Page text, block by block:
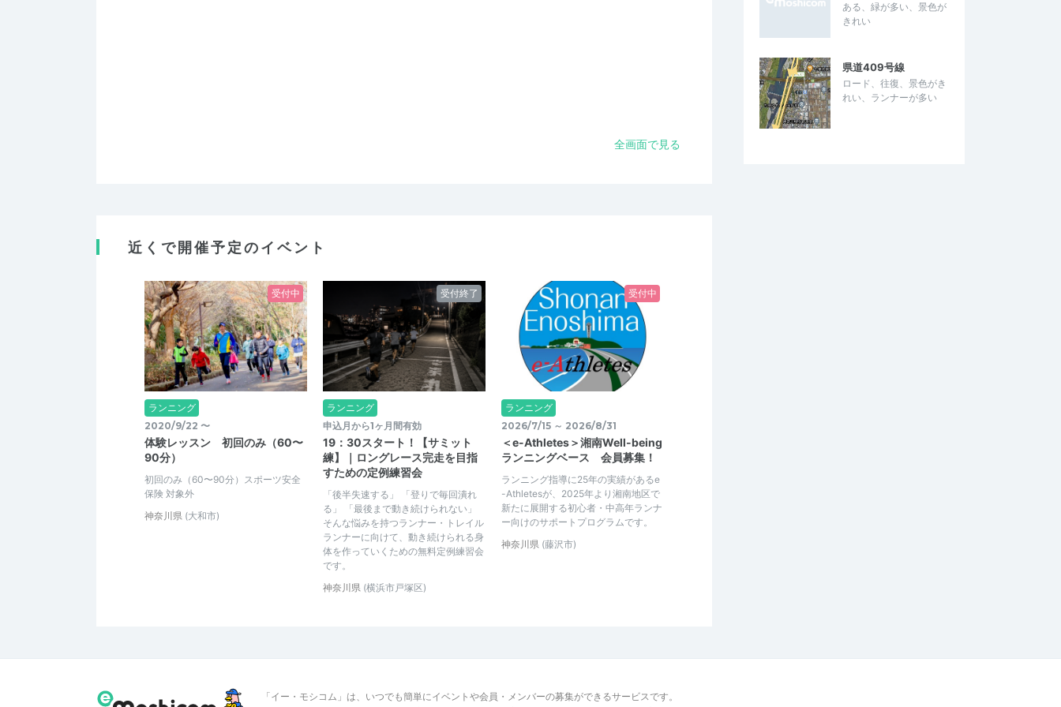
全画面で見る
近くで開催予定のイベント
受付中
ランニング
2020/9/22 〜
体験レッスン 初回のみ（60〜
90分）
初回のみ（60〜90分）スポーツ安全
保険 対象外
神奈川県 (大和市)
受付終了
ランニング
申込月から1ヶ月間有効
19：30スタート！【サミット
練】｜ロングレース完走を目指
すための定例練習会
「後半失速する」 「登りで毎回潰れ
る」 「最後まで動き続けられない」
そんな悩みを持つランナー・トレイル
ランナーに向けて、動き続けられる身
体を作っていくための無料定例練習会
です。
神奈川県 (横浜市戸塚区)
受付中
ランニング
2026/7/15 ～ 2026/8/31
＜e-Athletes＞湘南Well-being
ランニングベース 会員募集！
ランニング指導に25年の実績があるe
-Athletesが、2025年より湘南地区で
新たに展開する初心者・中高年ランナ
ー向けのサポートプログラムです。
神奈川県 (藤沢市)
ある、緑が多い、景色が
きれい
県道409号線
ロード、往復、景色がき
れい、ランナーが多い
「イー・モシコム」は、いつでも簡単にイベントや会員・メンバーの募集ができるサービスです。